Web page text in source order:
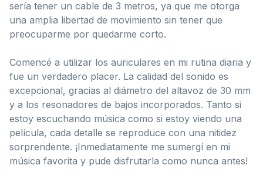
sería tener un cable de 3 metros, ya que me otorga
una amplia libertad de movimiento sin tener que
preocuparme por quedarme corto.
Comencé a utilizar los auriculares en mi rutina diaria y
fue un verdadero placer. La calidad del sonido es
excepcional, gracias al diámetro del altavoz de 30 mm
y a los resonadores de bajos incorporados. Tanto si
estoy escuchando música como si estoy viendo una
película, cada detalle se reproduce con una nitidez
sorprendente. ¡Inmediatamente me sumergí en mi
música favorita y pude disfrutarla como nunca antes!